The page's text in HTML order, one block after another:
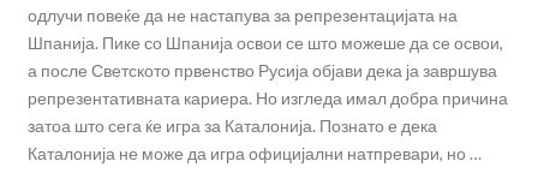
одлучи повеќе да не настапува за репрезентацијата на
Шпанија. Пике со Шпанија освои се што можеше да се освои,
а после Светското првенство Русија објави дека ја завршува
репрезентативната кариера. Но изгледа имал добра причина
затоа што сега ќе игра за Каталонија. Познато е дека
Каталонија не може да игра официјални натпревари, но …